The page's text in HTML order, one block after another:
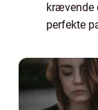
krævende
perfekte